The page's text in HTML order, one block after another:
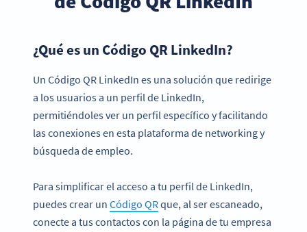
¿Qué es un Código QR LinkedIn?
Un Código QR LinkedIn es una solución que redirige
a los usuarios a un perfil de LinkedIn,
permitiéndoles ver un perfil específico y facilitando
las conexiones en esta plataforma de networking y
búsqueda de empleo.
Para simplificar el acceso a tu perfil de LinkedIn,
puedes crear un Código QRque, al ser escaneado,
conecte a tus contactos con la página de tu empresa